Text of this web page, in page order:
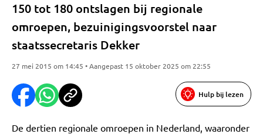
150 tot 180 ontslagen bij regionale
omroepen, bezuinigingsvoorstel naar
staatssecretaris Dekker
27 mei 2015 om 14:45 • Aangepast 15 oktober 2025 om 22:55
Hulp bij lezen
De dertien regionale omroepen in Nederland, waaronder